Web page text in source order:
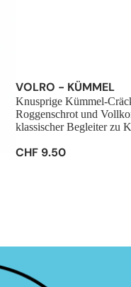
VOLRO - KÜMMEL
Knusprige Kümmel-
Roggenschrot und
klassischer Begleiter zu
CHF 9.50